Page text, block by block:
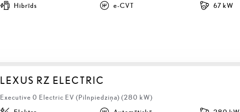
Hibrīds e-CVT 67 kW
LEXUS RZ ELECTRIC
Executive 0 Electric EV (Pilnpiedziņa) (280 kW)